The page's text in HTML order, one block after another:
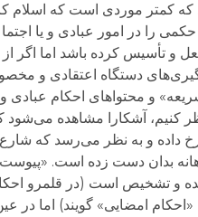
که کمتر موردی است که اسلام
حکمی را در امور عبادی و یا
و تأسیس کرده باشد اما اگر
دستگاه اعتقادی و
و محتواهای احکام عبادی
کنیم، آشکارا مشاهده
داده و به نظر می‌رسد که شارع
بدان دست زده است.
و تشخیص است (در قلمرو
«احکام امضایی» گویند) اما در